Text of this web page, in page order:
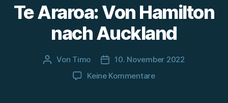
Te Araroa: Von Hamilton
nach Auckland
Beitragsautor
Von Timo Beitragsdatum
10. November 2022
Keine Kommentarezu